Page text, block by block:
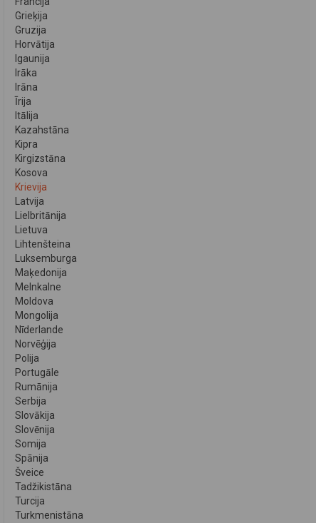
Grieķija
Gruzija
Horvātija
Igaunija
Irāka
Irāna
Īrija
Itālija
Kazahstāna
Kipra
Kirgizstāna
Kosova
Krievija
Latvija
Lielbritānija
Lietuva
Lihtenšteina
Luksemburga
Maķedonija
Melnkalne
Moldova
Mongolija
Nīderlande
Norvēģija
Polija
Portugāle
Rumānija
Serbija
Slovākija
Slovēnija
Somija
Spānija
Šveice
Tadžikistāna
Turcija
Turkmenistāna